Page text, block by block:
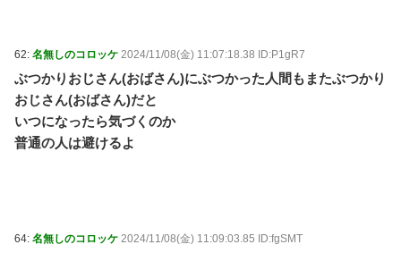
62: 名無しのコロッケ 2024/11/08(金) 11:07:18.38 ID:P1gR7
ぶつかりおじさん(おばさん)にぶつかった人間もまたぶつかり
おじさん(おばさん)だと
いつになったら気づくのか
普通の人は避けるよ
64: 名無しのコロッケ 2024/11/08(金) 11:09:03.85 ID:fgSMT